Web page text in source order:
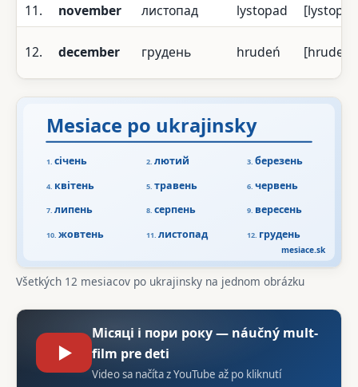
11.
november листопад lystopad
12. december грудень hrudeń [hrudeň]
Všetkých 12 mesiacov po ukrajinsky na jednom obrázku
▶
Місяці і пори року — náučný mult­
film pre deti
Video sa načíta z YouTube až po kliknutí